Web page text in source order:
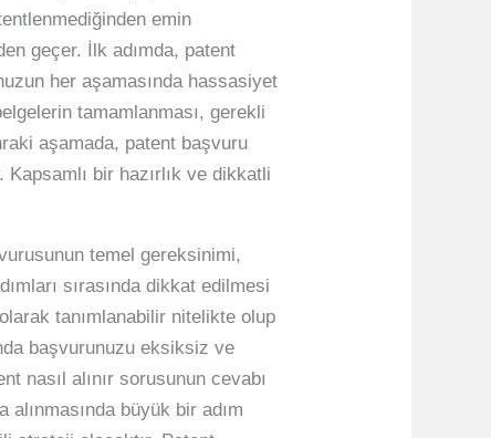
emin
geçer. İlk adımda, patent
her aşamasında hassasiyet
tamamlanması, gerekli
aşamada, patent başvuru
bir hazırlık ve dikkatli
temel gereksinimi,
sırasında dikkat edilmesi
tanımlanabilir nitelikte olup
başvurunuzu eksiksiz ve
nasıl alınır sorusunun cevabı
büyük bir adım